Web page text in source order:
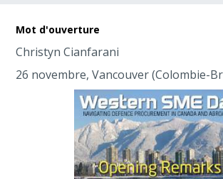
Mot d'ouverture
Christyn Cianfarani
26 novembre, Vancouver (Colombie-